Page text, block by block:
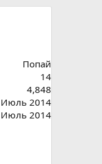
Попай
14
4,848
Июль 2014
Июль 2014